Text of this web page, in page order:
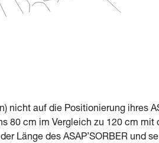
nicht auf die Positionierung ihres
80 cm im Vergleich zu 120 cm mit
Länge des ASAP’SORBER und